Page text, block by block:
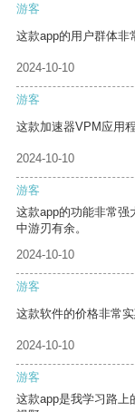
游客
这款app的用户群体非
2024-10-10
游客
这款加速器VPM应用
2024-10-10
游客
这款app的功能非常强
中游刃有余。
2024-10-10
游客
这款软件的价格非常实
2024-10-10
游客
这款app是我学习路上